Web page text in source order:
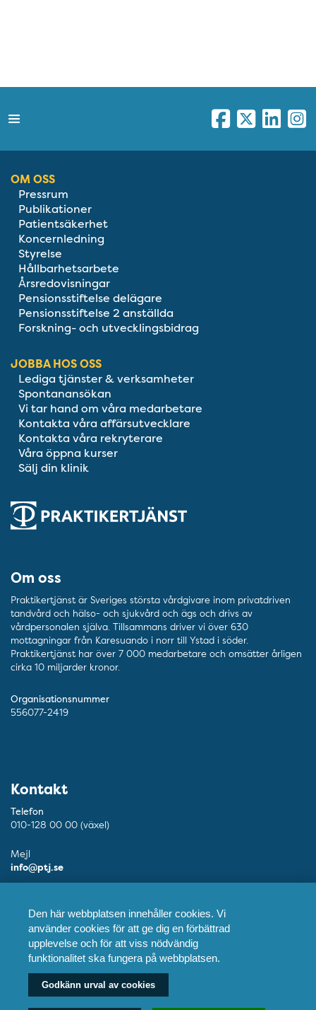
Den här webbplatsen innehåller cookies. Vi
använder cookies för att ge dig en förbättrad
upplevelse och för att viss nödvändig
funktionalitet ska fungera på webbplatsen.
Godkänn urval av cookies
OM OSS
Pressrum
Publikationer
Patientsäkerhet
Koncernledning
Styrelse
Hållbarhetsarbete
Årsredovisningar
Pensionsstiftelse delägare
Pensionsstiftelse 2 anställda
Forskning- och utvecklingsbidrag
JOBBA HOS OSS
Lediga tjänster & verksamheter
Spontanansökan
Vi tar hand om våra medarbetare
Kontakta våra affärsutvecklare
Kontakta våra rekryterare
Våra öppna kurser
Sälj din klinik
Om oss
Praktikertjänst är Sveriges största vårdgivare inom privatdriven
tandvård och hälso- och sjukvård och ägs och drivs av
vårdpersonalen själva. Tillsammans driver vi över 630
mottagningar från Karesuando i norr till Ystad i söder.
Praktikertjänst har över 7 000 medarbetare och omsätter årligen
cirka 10 miljarder kronor.
Organisationsnummer
556077-2419
Kontakt
Telefon
010-128 00 00 (växel)
Mejl
info@ptj.se
Adolf Fredriks Kyrkogata 9, Stockholm
Postadress
Praktikertjänst AB, 103 55 Stockholm
Fler kontaktuppgifter